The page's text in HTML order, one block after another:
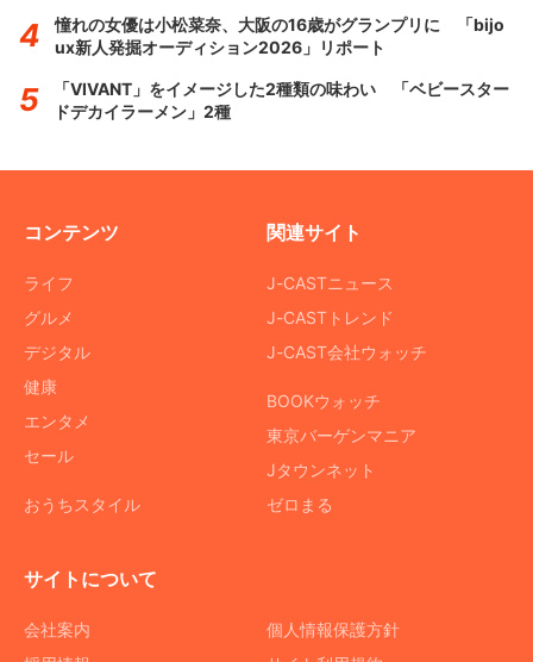
憧れの女優は小松菜奈、大阪の16歳がグランプリに 「bijo
ux新人発掘オーディション2026」リポート
「VIVANT」をイメージした2種類の味わい 「ベビースター
ドデカイラーメン」2種
コンテンツ
ライフ
グルメ
デジタル
健康
エンタメ
セール
おうちスタイル
関連サイト
J-CASTニュース
J-CASTトレンド
J-CAST会社ウォッチ
BOOKウォッチ
東京バーゲンマニア
Jタウンネット
ゼロまる
サイトについて
会社案内
個人情報保護方針